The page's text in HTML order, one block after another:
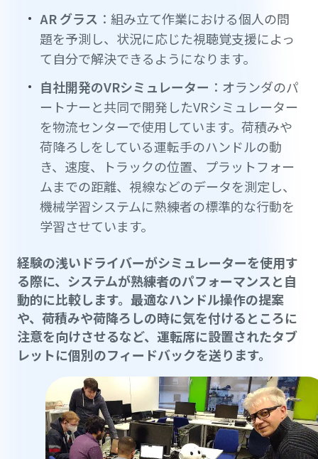
AR グラス ：組み立て作業における個人の問
題を予測し、状況に応じた視聴覚支援によっ
て自分で解決できるようになります。
自社開発のVRシミュレーター ：オランダのパ
ートナーと共同で開発したVRシミュレーター
を物流センターで使用しています。荷積みや
荷降ろしをしている運転手のハンドルの動
き、速度、トラックの位置、プラットフォー
ムまでの距離、視線などのデータを測定し、
機械学習システムに熟練者の標準的な行動を
学習させています。
経験の浅いドライバーがシミュレーターを使用す
る際に、システムが熟練者のパフォーマンスと自
動的に比較します。最適なハンドル操作の提案
や、荷積みや荷降ろしの時に気を付けるところに
注意を向けさせるなど、運転席に設置されたタブ
レットに個別のフィードバックを送ります。